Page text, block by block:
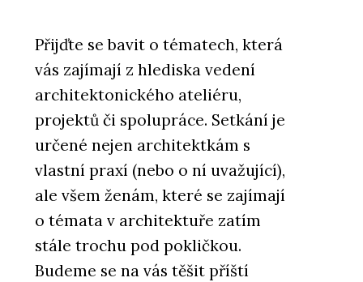
Přijďte se bavit o tématech, která
vás zajímají z hlediska vedení
architektonického ateliéru,
projektů či spolupráce. Setkání je
určené nejen architektkám s
vlastní praxí (nebo o ní uvažující),
ale všem ženám, které se zajímají
o témata v architektuře zatím
stále trochu pod pokličkou.
Budeme se na vás těšit příští